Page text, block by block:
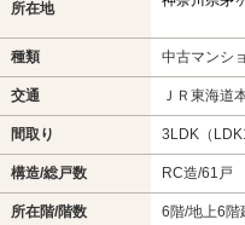
所在地
種類 中古マンシ
交通 ＪＲ東海道
間取り 3LDK（
構造/総戸数 RC造/61戸
所在階/階数 6階/地上6階